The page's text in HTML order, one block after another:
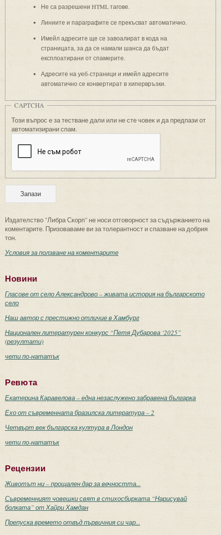
Не са разрешени HTML тагове.
Линиите и параграфите се прекъсват автоматично.
Имейл адресите ще се завоалират в кода на
страницата, за да се намали шанса да бъдат
експлоатирани от спамерите.
Адресите на уеб-страници и имейл адресите
автоматично се конвертират в хипервръзки.
CAPTCHA
Този въпрос е за тестване дали или не сте човек и да предпази от
автоматизирани спам.
Издателство "Либра Скорп" не носи отговорност за съдържанието на
коментарите. Призоваваме ви за толерантност и спазване на добрия
тон.
Условия за ползване на коментарите
Новини
Гласове от село Александрово – живата история на българското
село
Наш автор с престижно отличие в Хамбург
Национален литературен конкурс “Петя Дубарова ‘2025”
(резултати)
чети по-нататък
Ревюта
Екатерина Каравелова – една незаслужено забравена българка
Ехо от съвременната бразилска литература – 2
Четвърт век българска култура в Лондон
чети по-нататък
Рецензии
Животът ни – прощален дар за вечността...
Съвременният човешки свят в стихосбирката “Нарисувай
болката” от Хайри Хамдан
Препуска времето отвъд първичния си чар...